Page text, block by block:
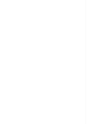
z 5 hvězdiček.
z 5 hvězdiček.